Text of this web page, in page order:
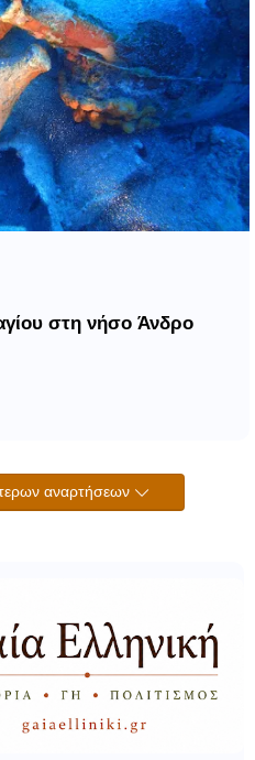
στη νήσο Άνδρο
αναρτήσεων